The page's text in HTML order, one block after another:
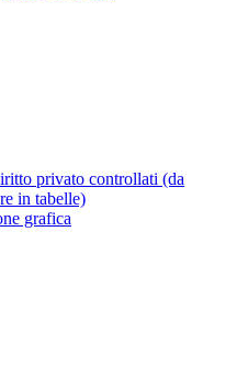
privato controllati (da
in tabelle)
grafica